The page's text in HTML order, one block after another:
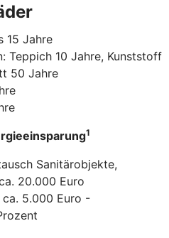
15 Jahre
Teppich 10 Jahre, Kunststoff
50 Jahre
1
Sanitärobjekte,
20.000 Euro
ca. 5.000 Euro -